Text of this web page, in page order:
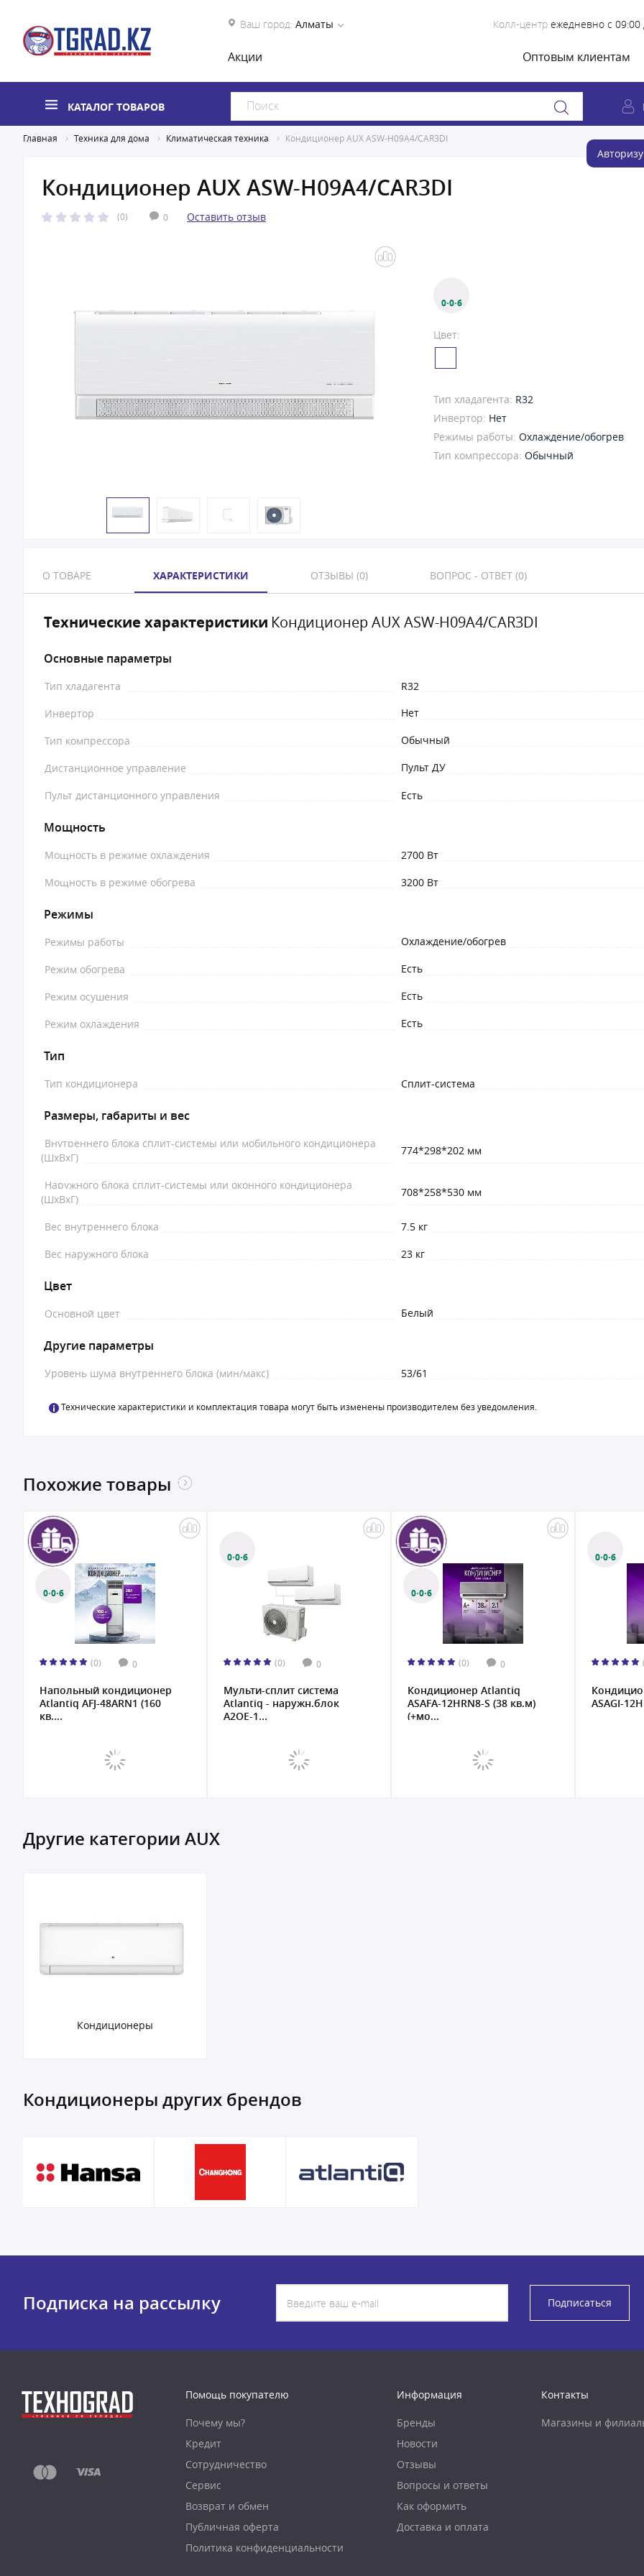
Ваш город: Алматы Колл-центр ежедневно с 09:00
Акции Оптовым клиентам
КАТАЛОГ ТОВАРОВ
Главная Техника для дома Климатическая техника Кондиционер AUX ASW-H09A4/CAR3DI
Кондиционер AUX ASW-H09A4/CAR3DI
(0) 0 Оставить отзыв
0·0·6
Цвет:
Тип хладагента: R32
Инвертор: Нет
Режимы работы: Охлаждение/обогрев
Тип компрессора: Обычный
О ТОВАРЕ ХАРАКТЕРИСТИКИ ОТЗЫВЫ (0) ВОПРОС - ОТВЕТ (0)
Технические характеристики Кондиционер AUX ASW-H09A4/CAR3DI
Основные параметры
Тип хладагента
R32
Инвертор
Нет
Тип компрессора Обычный
Дистанционное управление Пульт ДУ
Пульт дистанционного управления Есть
Мощность
Мощность в режиме охлаждения
2700 Вт
Мощность в режиме обогрева
3200 Вт
Режимы
Режимы работы Охлаждение/обогрев
Режим обогрева Есть
Режим осушения Есть
Режим охлаждения Есть
Тип
Тип кондиционера Сплит-система
Размеры, габариты и вес
Внутреннего блока сплит-системы или мобильного кондиционера
(ШxВxГ)
774*298*202 мм
Наружного блока сплит-системы или оконного кондиционера
(ШxВxГ)
708*258*530 мм
Вес внутреннего блока
7.5 кг
Вес наружного блока
23 кг
Цвет
Основной цвет Белый
Другие параметры
Уровень шума внутреннего блока (мин/макс) 53/61
Технические характеристики и комплектация товара могут быть изменены производителем без уведомления.
Похожие товары
0·0·6
(0) 0
Напольный кондиционер
Atlantiq AFJ-48ARN1 (160
кв....
0·0·6
(0) 0
Мульти-сплит система
Atlantiq - наружн.блок
A2OE-1...
0·0·6
(0) 0
Кондиционер Atlantiq
ASAFA-12HRN8-S (38 кв.м)
(+мо...
0·0·6
ASAGI-
Другие категории AUX
Кондиционеры
Кондиционеры других брендов
Подписка на рассылку Подписаться
Помощь покупателю
Почему мы?
Кредит
Сотрудничество
Сервис
Возврат и обмен
Публичная оферта
Политика конфиденциальности
Информация
Бренды
Новости
Отзывы
Вопросы и ответы
Как оформить
Доставка и оплата
Контакты
Магазины и